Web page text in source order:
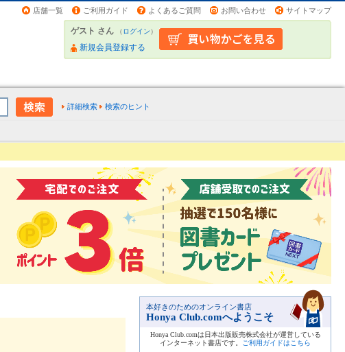
店舗一覧 ご利用ガイド よくあるご質問 お問い合わせ サイトマップ
ゲスト さん （ログイン）
新規会員登録する
詳細検索 検索のヒント
本好きのためのオンライン書店
Honya Club.comへようこそ
Honya Club.comは日本出版販売株式会社が運営している
インターネット書店です。
ご利用ガイドはこちら